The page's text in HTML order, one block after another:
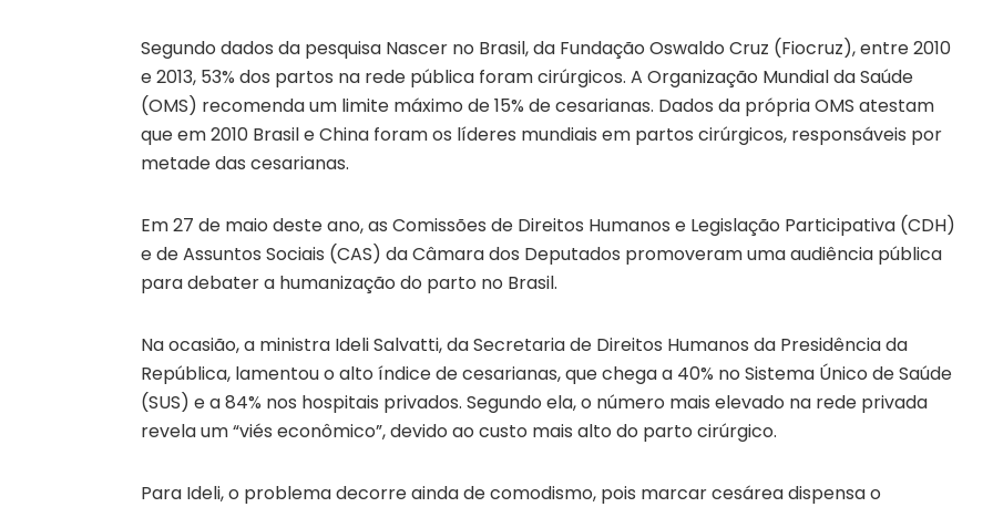
Segundo dados da pesquisa Nascer no Brasil, da Fundação Oswaldo Cruz (Fiocruz), entre 2010
e 2013, 53% dos partos na rede pública foram cirúrgicos. A Organização Mundial da Saúde
(OMS) recomenda um limite máximo de 15% de cesarianas. Dados da própria OMS atestam
que em 2010 Brasil e China foram os líderes mundiais em partos cirúrgicos, responsáveis por
metade das cesarianas.
Em 27 de maio deste ano, as Comissões de Direitos Humanos e Legislação Participativa (CDH)
e de Assuntos Sociais (CAS) da Câmara dos Deputados promoveram uma audiência pública
para debater a humanização do parto no Brasil.
Na ocasião, a ministra Ideli Salvatti, da Secretaria de Direitos Humanos da Presidência da
República, lamentou o alto índice de cesarianas, que chega a 40% no Sistema Único de Saúde
(SUS) e a 84% nos hospitais privados. Segundo ela, o número mais elevado na rede privada
revela um “viés econômico”, devido ao custo mais alto do parto cirúrgico.
Para Ideli, o problema decorre ainda de comodismo, pois marcar cesárea dispensa o